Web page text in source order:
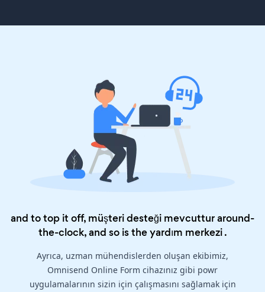
and to top it off, müşteri desteği mevcuttur around-
the-clock, and so is theyardım merkezi.
Ayrıca, uzman mühendislerden oluşan ekibimiz,
Omnisend Online Form cihazınız gibi powr
uygulamalarının sizin için çalışmasını sağlamak için